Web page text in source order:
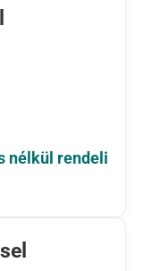
nélkül rendeli